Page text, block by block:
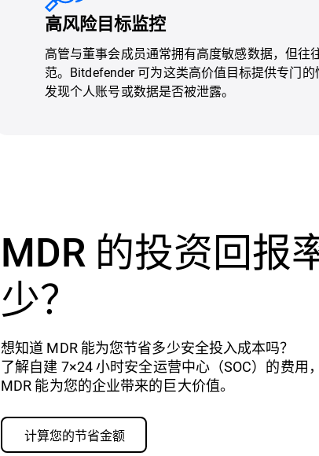
高风险目标监控
高管与董事会成员通常拥有高度敏感数据，但往
范。Bitdefender 可为这类高价值目标提供专门
发现个人账号或数据是否被泄露。
MDR 的投资回报
少？
想知道 MDR 能为您节省多少安全投入成本吗？
了解自建 7×24 小时安全运营中心（SOC）的费用
MDR 能为您的企业带来的巨大价值。
计算您的节省金额